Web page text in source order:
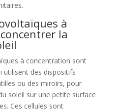
à
la
à concentration sont
utilisent des dispositifs
ou des miroirs, pour
soleil sur une petite surface
Ces cellules sont